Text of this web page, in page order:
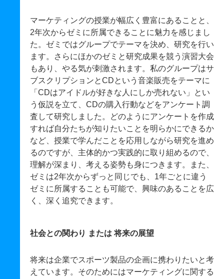
マーケティングの授業が幅広く豊富にあることと、
2年次からゼミに所属できることに魅力を感じまし
た。ゼミではグループでテーマを決め、研究を行い
ます。さらにほかのゼミと研究成果を競う演習大会
もあり、やる気が刺激されます。私のグループはサ
ブスクリプションとCDという音楽販売をテーマに
「CDはアイドルが好きな人にしか売れない」とい
う仮説を立て、CDの購入行動などをアンケート調
査して研究しました。どのようにアンケートを作成
すれば自分たちが知りたいことを明らかにできるか
など、授業で学んだことを応用しながら研究を進め
るのですが、主体的かつ実践的に取り組めるので、
理解が深まり、考える姿勢も身につきます。また、
ゼミは2年次からずっと同じでも、1年ごとに違う
ゼミに所属することも可能で、興味のあることを広
く、深く追究できます。
社会との関わり または 将来の展望
将来は企業でスポーツ製品の企画に携わりたいと考
えています。そのためにはマーケティングに関する